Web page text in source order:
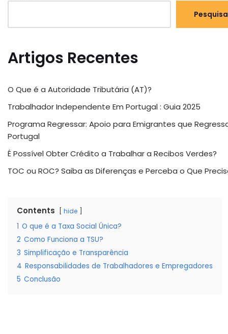
Artigos Recentes
O Que é a Autoridade Tributária (AT)?
Trabalhador Independente Em Portugal : Guia 2025
Programa Regressar: Apoio para Emigrantes que
Portugal
É Possível Obter Crédito a Trabalhar a Recibos Verdes?
TOC ou ROC? Saiba as Diferenças e Perceba o Que
Contents hide
1 O que é a Taxa Social Única?
2 Como Funciona a TSU?
3 Simplificação e Transparência
4 Responsabilidades de Trabalhadores e Empregadores
5 Conclusão